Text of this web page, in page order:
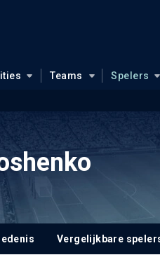
Teams Spelers
Vergelijkbare